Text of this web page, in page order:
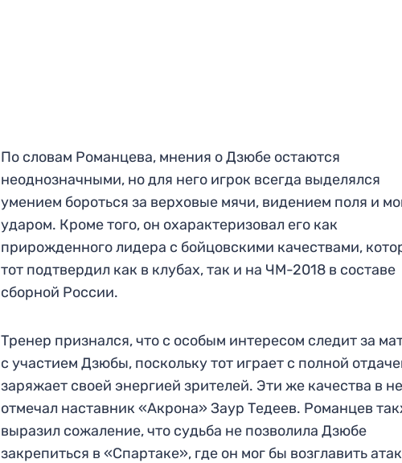
По словам Романцева, мнения о Дзюбе остаются
неоднозначными, но для него игрок всегда выделялся
умением бороться за верховые мячи, видением поля и
ударом. Кроме того, он охарактеризовал его как
прирожденного лидера с бойцовскими качествами,
тот подтвердил как в клубах, так и на ЧМ-2018 в составе
сборной России.
Тренер признался, что с особым интересом следит за
с участием Дзюбы, поскольку тот играет с полной
заряжает своей энергией зрителей. Эти же качества в
отмечал наставник «Акрона» Заур Тедеев. Романцев
выразил сожаление, что судьба не позволила Дзюбе
закрепиться в «Спартаке», где он мог бы возглавить